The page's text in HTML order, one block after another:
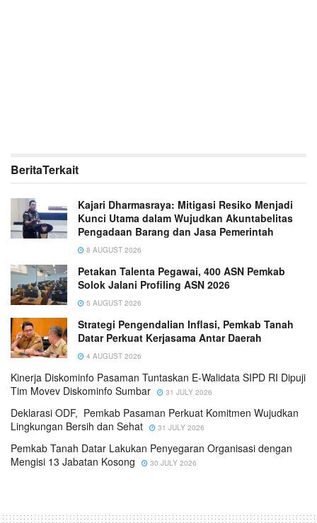
BeritaTerkait
Kajari Dharmasraya: Mitigasi Resiko Menjadi
Kunci Utama dalam Wujudkan Akuntabelitas
Pengadaan Barang dan Jasa Pemerintah
8 AUGUST 2026
Petakan Talenta Pegawai, 400 ASN Pemkab
Solok Jalani Profiling ASN 2026
5 AUGUST 2026
Strategi Pengendalian Inflasi, Pemkab Tanah
Datar Perkuat Kerjasama Antar Daerah
4 AUGUST 2026
Kinerja Diskominfo Pasaman Tuntaskan E-Walidata SIPD RI Dipuji
Tim Movev Diskominfo Sumbar
31 JULY 2026
Deklarasi ODF, Pemkab Pasaman Perkuat Komitmen Wujudkan
Lingkungan Bersih dan Sehat
31 JULY 2026
Pemkab Tanah Datar Lakukan Penyegaran Organisasi dengan
Mengisi 13 Jabatan Kosong
30 JULY 2026